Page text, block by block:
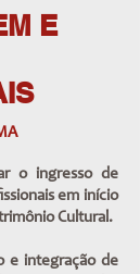
E
o ingresso de
em início
Cultural.
e integração de